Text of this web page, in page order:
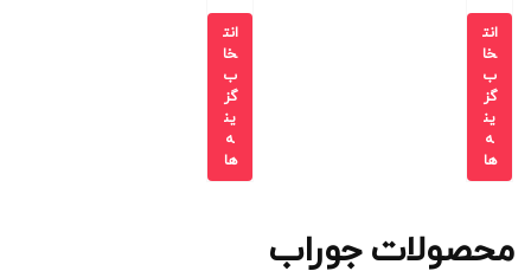
انت
خا
ب
گز
ین
ه
ها
انت
خا
ب
گز
ین
ه
ها
محصولات جوراب